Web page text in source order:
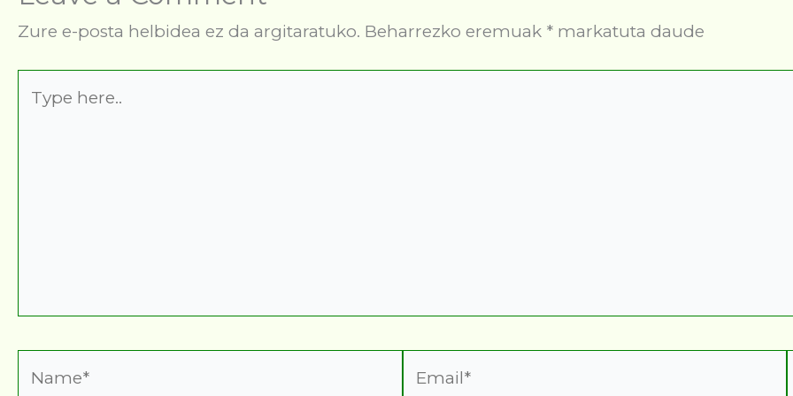
Zure e-posta helbidea ez da argitaratuko. Beharrezko eremuak * markatuta daude
here..